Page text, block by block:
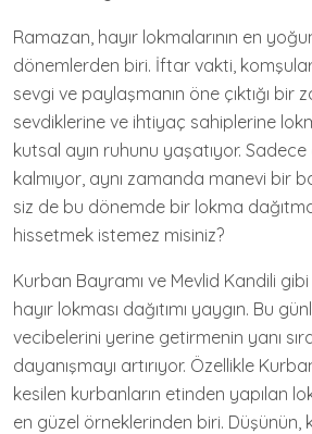
Ramazan, hayır lokmalarının en yoğun
dönemlerden biri. İftar vakti,
sevgi ve paylaşmanın öne çıktığı bir
sevdiklerine ve ihtiyaç sahiplerine
kutsal ayın ruhunu yaşatıyor.
kalmıyor, aynı zamanda manevi bir
siz de bu dönemde bir lokma
hissetmek istemez misiniz?
Kurban Bayramı ve Mevlid Kandili
hayır lokması dağıtımı yaygın. Bu
vecibelerini yerine getirmenin yanı
dayanışmayı artırıyor. Özellikle
kesilen kurbanların etinden yapılan
en güzel örneklerinden biri. Düşünün,